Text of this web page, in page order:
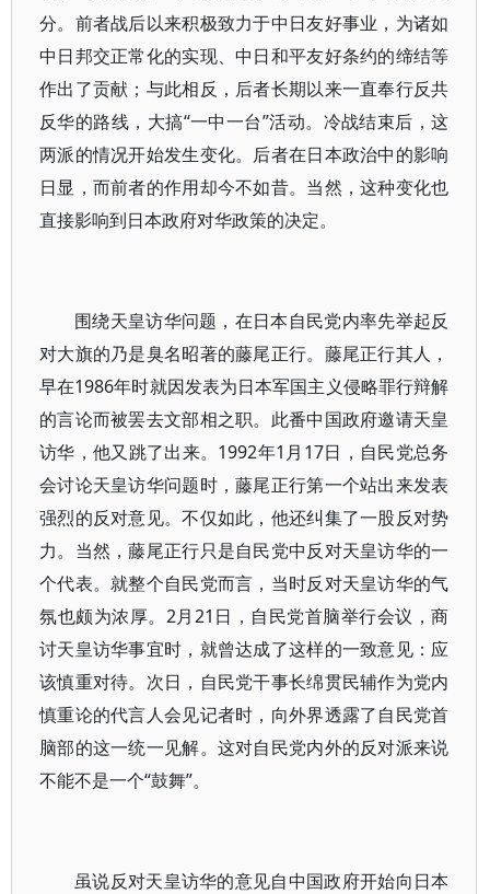
分。前者战后以来积极致力于中日友好事业，为诸如
中日邦交正常化的实现、中日和平友好条约的缔结等
作出了贡献；与此相反，后者长期以来一直奉行反共
反华的路线，大搞“一中一台”活动。冷战结束后，这
两派的情况开始发生变化。后者在日本政治中的影响
日显，而前者的作用却今不如昔。当然，这种变化也
直接影响到日本政府对华政策的决定。
围绕天皇访华问题，在日本自民党内率先举起反
对大旗的乃是臭名昭著的藤尾正行。藤尾正行其人，
早在1986年时就因发表为日本军国主义侵略罪行辩解
的言论而被罢去文部相之职。此番中国政府邀请天皇
访华，他又跳了出来。1992年1月17日，自民党总务
会讨论天皇访华问题时，藤尾正行第一个站出来发表
强烈的反对意见。不仅如此，他还纠集了一股反对势
力。当然，藤尾正行只是自民党中反对天皇访华的一
个代表。就整个自民党而言，当时反对天皇访华的气
氛也颇为浓厚。2月21日，自民党首脑举行会议，商
讨天皇访华事宜时，就曾达成了这样的一致意见：应
该慎重对待。次日，自民党干事长绵贯民辅作为党内
慎重论的代言人会见记者时，向外界透露了自民党首
脑部的这一统一见解。这对自民党内外的反对派来说
不能不是一个“鼓舞”。
虽说反对天皇访华的意见自中国政府开始向日本